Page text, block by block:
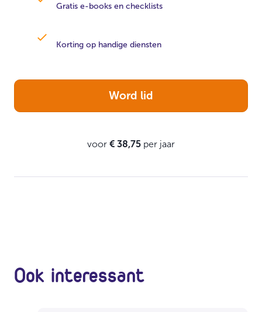
Gratis e-books en checklists
Korting op handige diensten
Word lid
voor € 38,75 per jaar
Ook interessant